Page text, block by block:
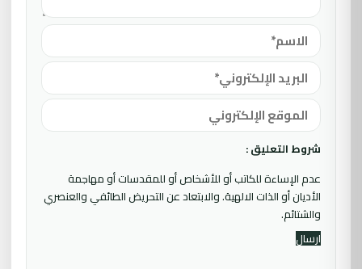
شروط التعليق :
عدم الإساءة للكاتب أو للأشخاص أو للمقدسات أو مهاجمة
الأديان أو الذات الالهية. والابتعاد عن التحريض الطائفي والعنصري
والشتائم.